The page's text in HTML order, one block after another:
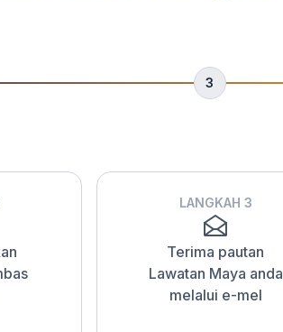
3
LANGKAH 3
Terima pautan
Lawatan Maya anda
melalui e-mel